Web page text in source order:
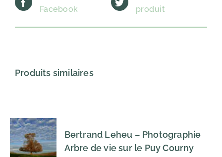
Facebook
produit
Produits similaires
Bertrand Leheu – Photographie
Arbre de vie sur le Puy Courny